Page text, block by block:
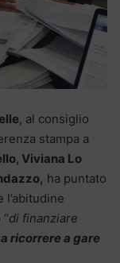
, al consiglio
stampa a
Viviana Lo
ha puntato
di finanziare
ricorrere a gare